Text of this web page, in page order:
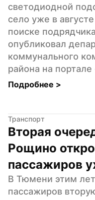
светодиодной
село уже в
поиске
опубликовал
коммунального
района на
Подробнее >
Транспорт
Вторая
Рощино
пассажиров
В Тюмени этим
пассажиров